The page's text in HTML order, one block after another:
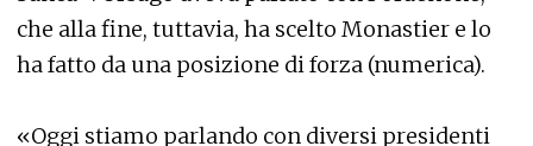
che alla fine, tuttavia, ha scelto Monastier e lo
ha fatto da una posizione di forza (numerica).
«Oggi stiamo parlando con diversi presidenti